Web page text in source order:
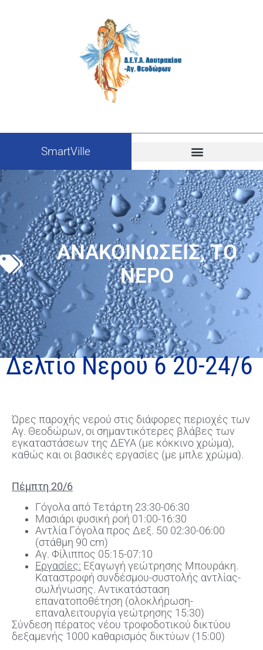
SmartVille
ΑΝΑΚΟΙΝΩΣΕΙΣ,ΤΟ
ΝΕΡΟ
Δελτίο Νερού 6 20-24/6
Ώρες παροχής νερού στις διάφορες περιοχές των
Αγ. Θεοδώρων, οι σημαντικότερες βλάβες των
εγκαταστάσεων της ΔΕΥΑ (με κόκκινο χρώμα),
καθώς και οι βασικές εργασίες (με μπλε χρώμα).
Πέμπτη 20/6
Γόγολα από Τετάρτη 23:30-06:30
Μασιάρι φυσική ροή 01:00-16:30
Αντλία Γόγολα προς Δεξ. 50 02:30-06:00
(στάθμη 90 cm)
Αγ. Φίλιππος 05:15-07:10
Εργασίες: Εξαγωγή γεώτρησης Μπουράκη.
Καταστροφή συνδέσμου-συστολής αντλίας-
σωλήνωσης. Αντικατάσταση
επανατοποθέτηση (ολοκλήρωση-
επαναλειτουργία γεώτρησης 15:30)
Σύνδεση πέρατος νέου τροφοδοτικού δικτύου
δεξαμενής 1000 καθαρισμός δικτύων (15:00)